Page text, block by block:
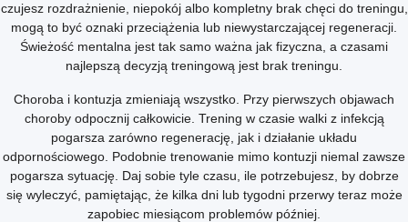
czujesz rozdrażnienie, niepokój albo kompletny brak chęci do treningu,
mogą to być oznaki przeciążenia lub niewystarczającej regeneracji.
Świeżość mentalna jest tak samo ważna jak fizyczna, a czasami
najlepszą decyzją treningową jest brak treningu.
Choroba i kontuzja zmieniają wszystko. Przy pierwszych objawach
choroby odpocznij całkowicie. Trening w czasie walki z infekcją
pogarsza zarówno regenerację, jak i działanie układu
odpornościowego. Podobnie trenowanie mimo kontuzji niemal zawsze
pogarsza sytuację. Daj sobie tyle czasu, ile potrzebujesz, by dobrze
się wyleczyć, pamiętając, że kilka dni lub tygodni przerwy teraz może
zapobiec miesiącom problemów później.